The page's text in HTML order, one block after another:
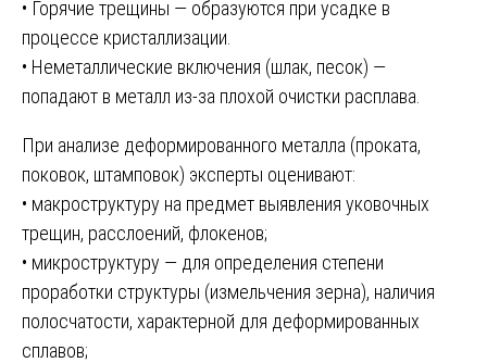
• Горячие трещины — образуются при усадке в
процессе кристаллизации.
• Неметаллические включения (шлак, песок) —
попадают в металл из-за плохой очистки расплава.
При анализе деформированного металла (проката,
поковок, штамповок) эксперты оценивают:
• макроструктуру на предмет выявления уковочных
трещин, расслоений, флокенов;
• микроструктуру — для определения степени
проработки структуры (измельчения зерна), наличия
полосчатости, характерной для деформированных
сплавов;